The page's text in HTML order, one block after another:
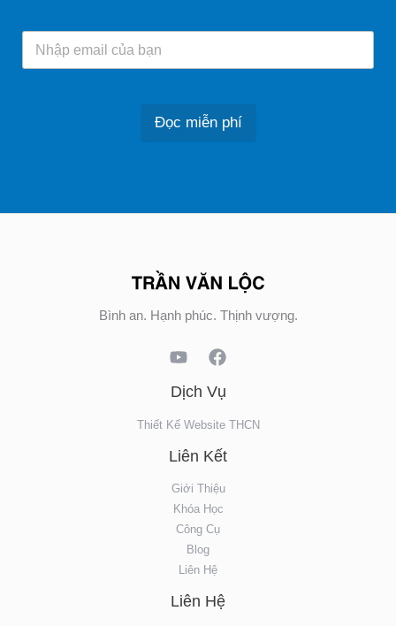
Đọc miễn phí
Bình an. Hạnh phúc. Thịnh vượng.
Dịch Vụ
Thiết Kế Website THCN
Liên Kết
Giới Thiệu
Khóa Học
Công Cụ
Blog
Liên Hệ
Liên Hệ